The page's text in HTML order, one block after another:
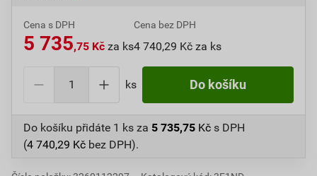
Cena s DPH
5 735,75 Kč za ks
Cena bez DPH
4 740,29 Kč za ks
ks Do košíku
Do košíku přidáte 1 ks za 5 735,75 Kč s DPH
(4 740,29 Kč bez DPH).